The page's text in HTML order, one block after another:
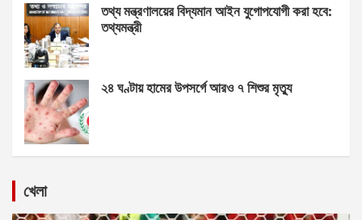
তথ্য মন্ত্রণালয়ের বিদ্যমান আইন যুগোপযোগী করা হবে:
তথ্যমন্ত্রী
২৪ ঘণ্টায় হামের উপসর্গে আরও ৭ শিশুর মৃত্যু
খেলা